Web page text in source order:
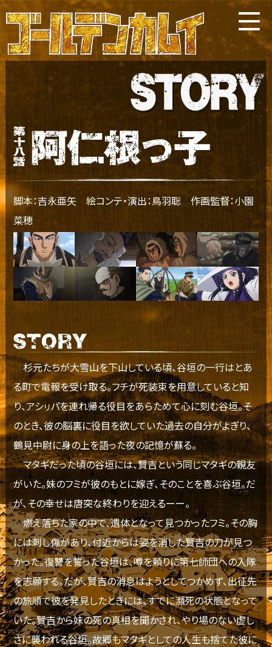
脚本：吉永亜矢 絵コンテ・演出：鳥羽聡 作画監督：小園
菜穂
杉元たちが大雪山を下山している頃、谷垣の一行はとあ
る町で電報を受け取る。フチが死装束を用意していると知
り、アシㇼパを連れ帰る役目をあらためて心に刻む谷垣。そ
のとき、彼の脳裏に役目を欲していた過去の自分がよぎり、
鶴見中尉に身の上を語った夜の記憶が蘇る。
マタギだった頃の谷垣には、賢吉という同じマタギの親友
がいた。妹のフミが彼のもとに嫁ぎ、そのことを喜ぶ谷垣。だ
が、その幸せは唐突な終わりを迎えるーー。
燃え落ちた家の中で、遺体となって見つかったフミ。その胸
には刺し傷があり、付近からは姿を消した賢吉の刀が見つ
かった。復讐を誓った谷垣は、噂を頼りに第七師団への入隊
を志願する。だが、賢吉の消息はようとしてつかめず、出征先
の旅順で彼を発見したときには、すでに瀕死の状態となって
いた。賢吉から妹の死の真相を聞かされ、やり場のない虚し
さに襲われる谷垣。故郷もマタギとしての人生も捨てた彼に